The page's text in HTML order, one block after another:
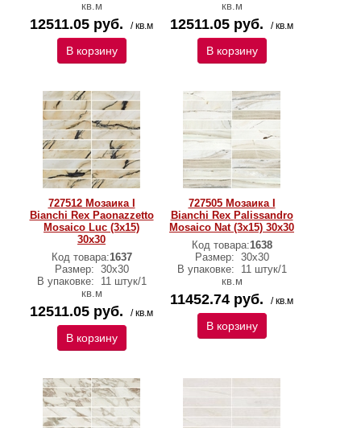
кв.м
12511.05 руб. / кв.м
В корзину
кв.м
12511.05 руб. / кв.м
В корзину
727512 Мозаика I
Bianchi Rex Paonazzetto
Mosaico Luc (3x15)
30х30
Код товара:1637
Размер: 30х30
В упаковке:
11 штук/1
кв.м
12511.05 руб. / кв.м
В корзину
727505 Мозаика I
Bianchi Rex Palissandro
Mosaico Nat (3x15) 30х30
Код товара:1638
Размер: 30х30
В упаковке:
11 штук/1
кв.м
11452.74 руб. / кв.м
В корзину